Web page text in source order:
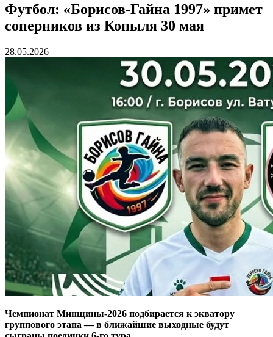
Футбол: «Борисов-Гайна 1997» примет
соперников из Копыля 30 мая
28.05.2026
Чемпионат Минщины-2026 подбирается к экватору
группового этапа — в ближайшие выходные будут